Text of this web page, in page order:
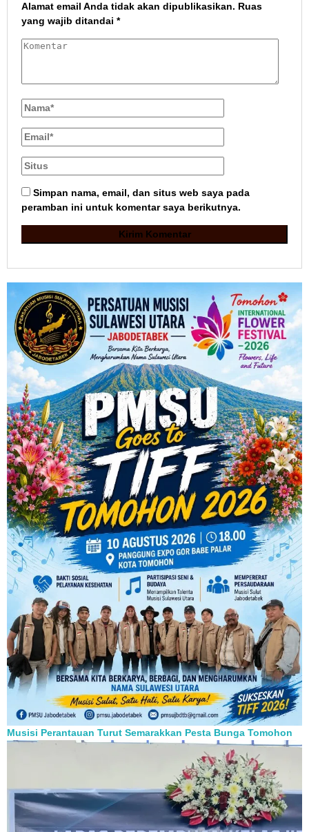
Alamat email Anda tidak akan dipublikasikan. Ruas
yang wajib ditandai *
Simpan nama, email, dan situs web saya pada
peramban ini untuk komentar saya berikutnya.
Musisi Perantauan Turut Semarakkan Pesta Bunga Tomohon